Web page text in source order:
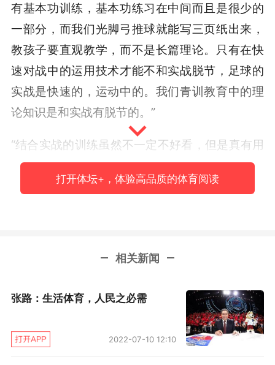
有基本功训练，基本功练习在中间而且是很少的
一部分，而我们光脚弓推球就能写三页纸出来，
教孩子要直观教学，而不是长篇理论。只有在快
速对战中的运用技术才能不和实战脱节，足球的
实战是快速的，运动中的。我们青训教育中的理
论知识是和实战有脱节的。”
“结合实战的训练虽然不一定不好看，但是真有用
啊！讲个故事，之前国外球队来工体训练，我们
去看，有的球队看上去技术特糙，但是一上场根
中国球员，说中国球员技术不好的，当时国家队
中国球员技术真棒，训练时那球传得啪啪啪，精
确。国外教练信心大增，结果一到比赛，完了！
不会踢了。”
打开体坛+，体验高品质的体育阅读
相关新闻
张路：生活体育，人民之必需
2022-07-10 12:10